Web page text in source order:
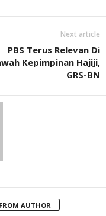
Next article
PBS Terus Relevan Di
Kepimpinan Hajiji,
GRS-BN
AUTHOR